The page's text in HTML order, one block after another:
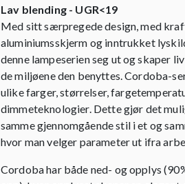
Lav blending - UGR<19
Med sitt særpregede design, med
aluminiumsskjerm og inntrukket
denne lampeserien seg ut og skaper
de miljøene den benyttes. Cordoba-
ulike farger, størrelser,
dimmeteknologier. Dette gjør det
samme gjennomgående stil i et og
hvor man velger parameter ut ifra
Cordoba har både ned- og opplys